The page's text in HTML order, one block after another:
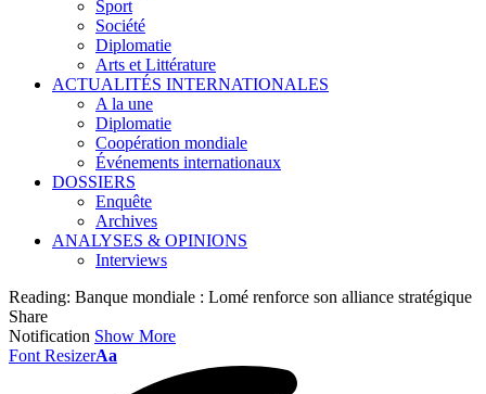
Sport
Société
Diplomatie
Arts et Littérature
ACTUALITÉS INTERNATIONALES
A la une
Diplomatie
Coopération mondiale
Événements internationaux
DOSSIERS
Enquête
Archives
ANALYSES & OPINIONS
Interviews
Reading: Banque mondiale : Lomé renforce son alliance stratégique
Share
Notification Show More
Font ResizerAa